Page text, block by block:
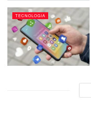
TECNOLOGIA